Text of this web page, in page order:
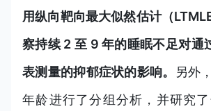
用纵向靶向最大似然估计（
察持续 2 至 9 年的睡眠不足对通
表测量的抑郁症状的影响。
另外
年龄进行了分组分析，并研究